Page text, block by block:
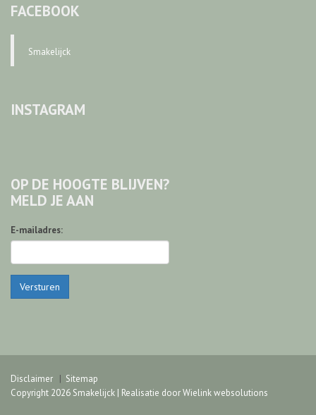
FACEBOOK
Smakelijck
INSTAGRAM
OP DE HOOGTE BLIJVEN?
MELD JE AAN
E-mailadres:
Versturen
Disclaimer
Sitemap
Copyright 2026 Smakelijck | Realisatie doorWielink websolutions